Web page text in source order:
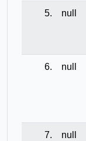
5. null
6. null
7. null